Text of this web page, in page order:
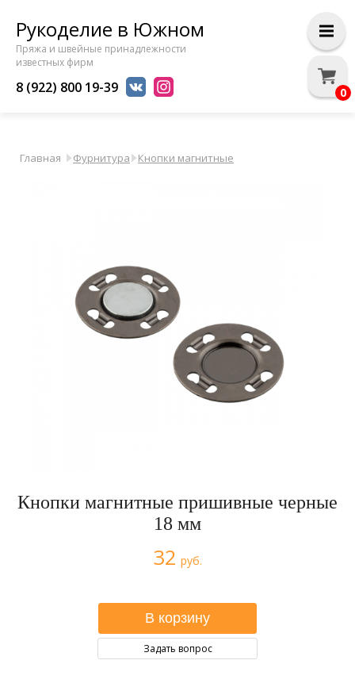
Рукоделие в Южном
Пряжа и швейные принадлежности
известных фирм
8 (922) 800 19-39
Главная Фурнитура Кнопки магнитные
Кнопки магнитные пришивные черные
18 мм
32 руб.
Задать вопрос
0